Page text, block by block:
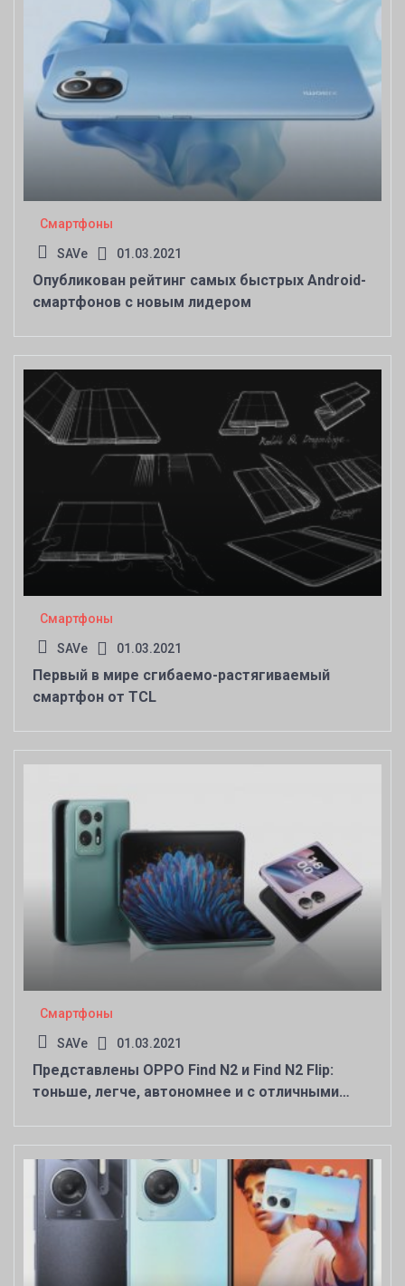
Смартфоны
SAVe 01.03.2021
Опубликован рейтинг самых быстрых Android-
смартфонов с новым лидером
Смартфоны
SAVe 01.03.2021
Первый в мире сгибаемо-растягиваемый
смартфон от TCL
Смартфоны
SAVe 01.03.2021
Представлены OPPO Find N2 и Find N2 Flip:
тоньше, легче, автономнее и с отличными